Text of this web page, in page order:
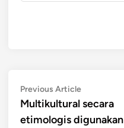
Post
navigation
Previous ArticlePrevious
article:
Multikultural secara
etimologis digunakan